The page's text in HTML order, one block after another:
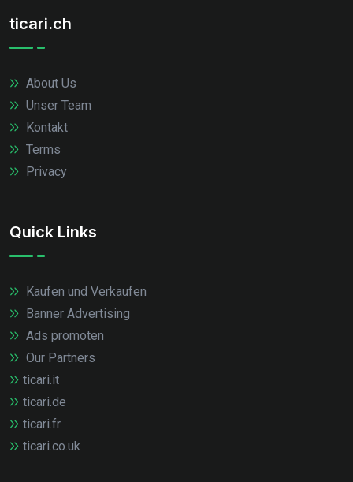
ticari.ch
About Us
Unser Team
Kontakt
Terms
Privacy
Quick Links
Kaufen und Verkaufen
Banner Advertising
Ads promoten
Our Partners
ticari.it
ticari.de
ticari.fr
ticari.co.uk